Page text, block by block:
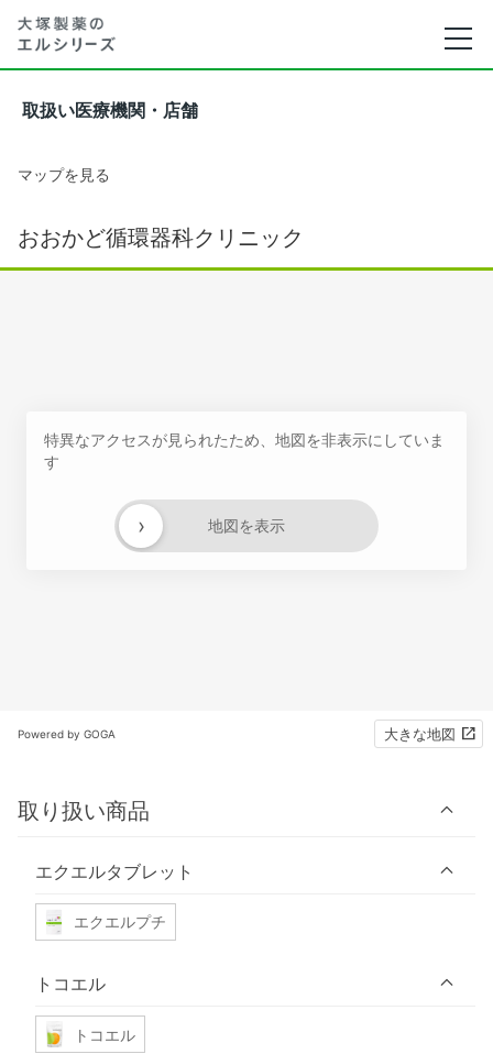
取扱い医療機関・店舗
マップを見る
おおかど循環器科クリニック
特異なアクセスが見られたため、地図を非表示にしていま
す
地図を表示
›
Powered by GOGA 大きな地図
取り扱い商品
エクエルタブレット
エクエルプチ
トコエル
トコエル